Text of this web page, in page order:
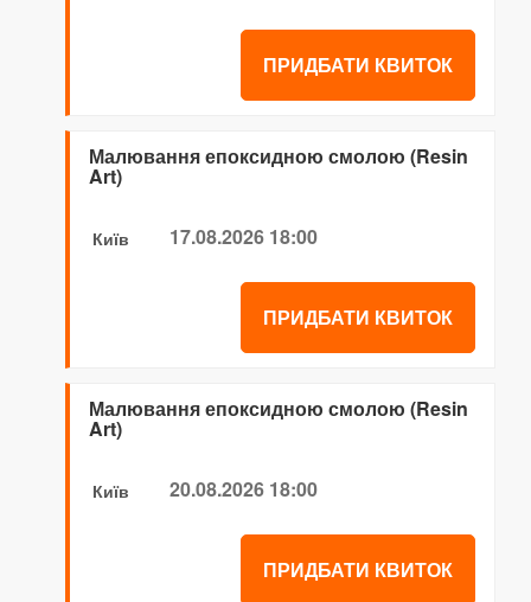
ПРИДБАТИ КВИТОК
Малювання епоксидною смолою (Resin
Art)
Київ 17.08.2026 18:00
ПРИДБАТИ КВИТОК
Малювання епоксидною смолою (Resin
Art)
Київ 20.08.2026 18:00
ПРИДБАТИ КВИТОК